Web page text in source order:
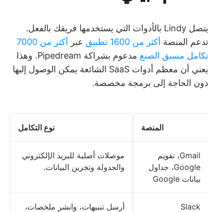
يتصل Lindy بالأدوات التي يستخدمها فريقك بالفعل.
تدعم المنصة أكثر من 1600 تطبيق عبر
أكثر من 7000
تكامل مسبق الصنع
مدعوم بشراكة Pipedream. وهذا
يعني أن معظم أدوات SaaS الشائعة يمكن الوصول إليها
دون الحاجة إلى برمجة مخصصة.
المنصة نوع التكامل
Gmail، تقويم
Google، جداول
بيانات Google
موصلات أصلية للبريد الإلكتروني
والجدولة وتخزين البيانات.
Slack
أرسل تنبيهات، وانشر ملخصات،